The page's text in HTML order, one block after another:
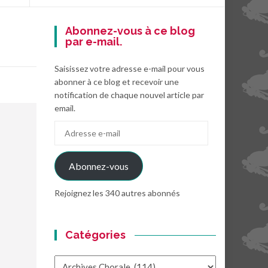
Abonnez-vous à ce blog
par e-mail.
Saisissez votre adresse e-mail pour vous
abonner à ce blog et recevoir une
notification de chaque nouvel article par
email.
mail
Abonnez-vous
Rejoignez les 340 autres abonnés
Catégories